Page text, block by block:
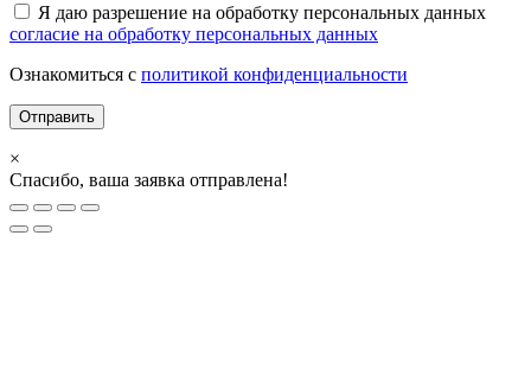
Я даю разрешение на обработку персональных данных
согласие на обработку персональных данных
Ознакомиться с политикой конфиденциальности
×
Спасибо, ваша заявка отправлена!